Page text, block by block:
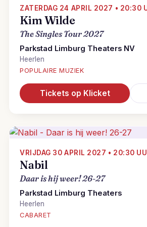
ZATERDAG 24 APRIL 2027 • 20:30
Kim Wilde
The Singles Tour 2027
Parkstad Limburg Theaters NV
Heerlen
POPULAIRE MUZIEK
Tickets op Klicket
VRIJDAG 30 APRIL 2027 • 20:30
Nabil
Daar is hij weer! 26-27
Parkstad Limburg Theaters
Heerlen
CABARET